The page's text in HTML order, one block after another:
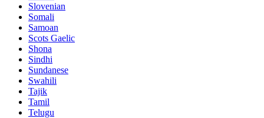
Slovenian
Somali
Samoan
Scots Gaelic
Shona
Sindhi
Sundanese
Swahili
Tajik
Tamil
Telugu